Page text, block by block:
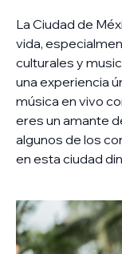
La Ciudad de
vida,
culturales y
una experiencia
música en vivo
eres un amante
algunos de los
en esta ciudad